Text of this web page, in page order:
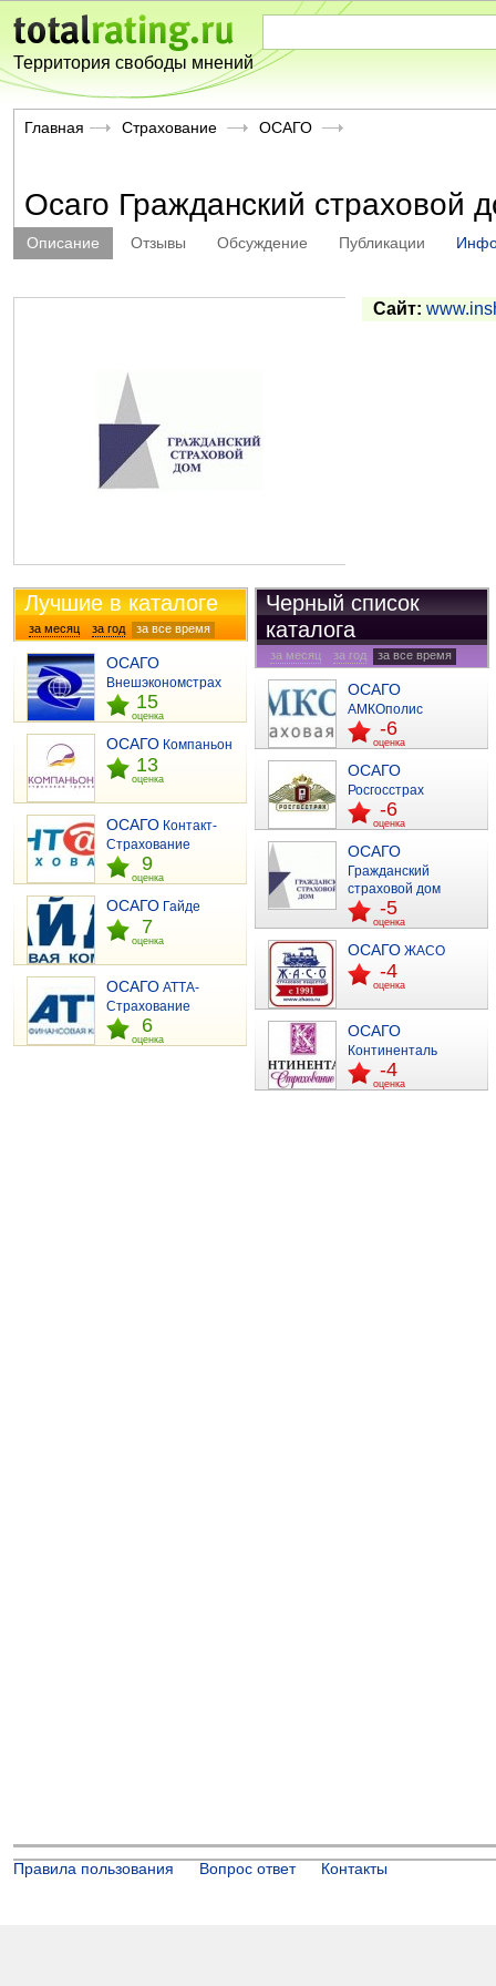
Территория свободы мнений
Главная Страхование ОСАГО
Осаго Гражданский страховой
Описание Отзывы Обсуждение Публикации
Сайт:
Лучшие в каталоге
за месяц за год
за все время
отзывы
ОСАГО
Внешэкономстрах
15
оценка
ОСАГОКомпаньон
13
оценка
ОСАГОКонтакт-
Страхование
9
оценка
ОСАГОГайде
7
оценка
ОСАГОАТТА-
Страхование
6
оценка
Черный список
каталога
за месяц за год
за все время
отзывы
ОСАГО
АМКОполис
-6
оценка
ОСАГО
Росгосстрах
-6
оценка
ОСАГО
Гражданский
страховой дом
-5
оценка
ОСАГОЖАСО
-4
оценка
ОСАГО
Континенталь
-4
оценка
Правила пользования Вопрос ответ Контакты